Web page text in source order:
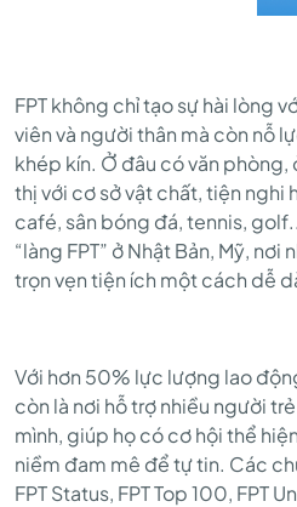
FPT không chỉ tạo sự hài lòng
viên và người thân mà còn nỗ
khép kín. Ở đâu có văn
thị với cơ sở vật chất, tiện nghi
café, sân bóng đá, tennis,
“làng FPT” ở Nhật Bản, Mỹ,
trọn vẹn tiện ích một cách dễ
Với hơn 50% lực lượng lao
còn là nơi hỗ trợ nhiều người
mình, giúp họ có cơ hội thể
niềm đam mê để tự tin. Các
FPT Status, FPT Top 100, FPT